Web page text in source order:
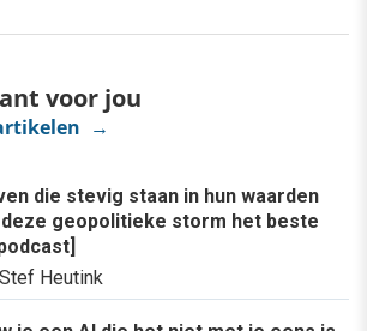
voor jou
→
die stevig staan in hun waarden
geopolitieke storm het beste
Stef Heutink